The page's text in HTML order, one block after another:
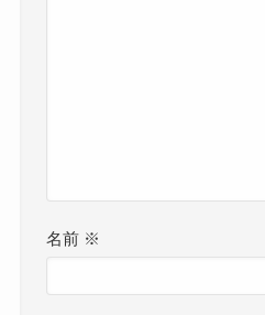
名前 ※